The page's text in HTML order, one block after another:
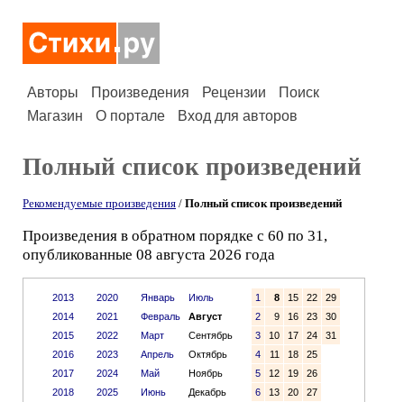
Авторы Произведения Рецензии
Поиск
Магазин
О портале Вход для авторов
Полный список произведений
Рекомендуемые произведения / Полный список произведений
Произведения в обратном порядке с 60 по 31,
опубликованные 08 августа 2026 года
2013
2014
2015
2016
2017
2018
2020
2021
2022
2023
2024
2025
Январь
Июль
Февраль
Август
Март
Сентябрь
Апрель
Октябрь
Май
Ноябрь
Июнь
Декабрь
1 8 15 22
29
2
9 16 23
30
3
10 17 24
31
4
11 18
25
5
12 19
26
6
13 20
27